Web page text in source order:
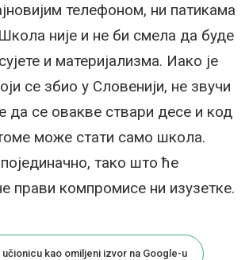
телефоном, ни патикама
није и не би смела да буде
и материјализма. Иако је
се збио у Словенији, не звучи
да се овакве ствари десе и код
може стати само школа.
тако што ће
прави компромисе ни изузетке.
kao omiljeni izvor na Google-u